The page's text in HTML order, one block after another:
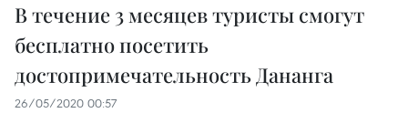
В течение 3 месяцев туристы cмогут
бесплатно посетить
достопримечательность Дананга
26/05/2020 00:57